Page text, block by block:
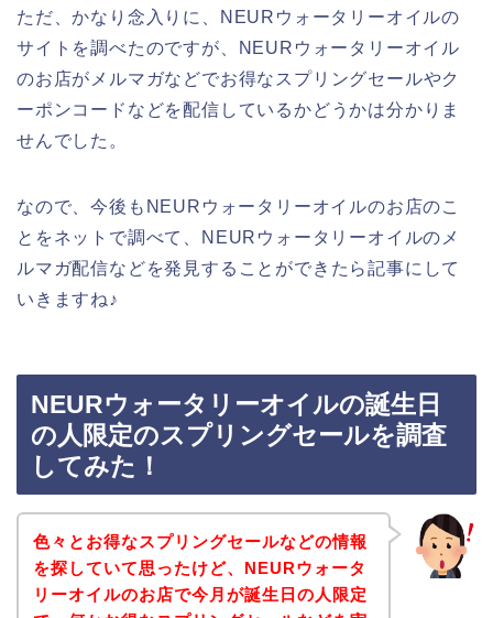
ただ、かなり念入りに、NEURウォータリーオイルの
サイトを調べたのですが、NEURウォータリーオイル
のお店がメルマガなどでお得なスプリングセールやク
ーポンコードなどを配信しているかどうかは分かりま
せんでした。
なので、今後もNEURウォータリーオイルのお店のこ
とをネットで調べて、NEURウォータリーオイルのメ
ルマガ配信などを発見することができたら記事にして
いきますね♪
NEURウォータリーオイルの誕生日
の人限定のスプリングセールを調査
してみた！
色々とお得なスプリングセールなどの情報
を探していて思ったけど、NEURウォータ
リーオイルのお店で今月が誕生日の人限定